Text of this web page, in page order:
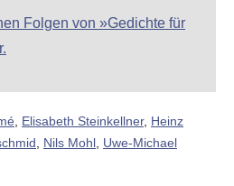
Folgen von »Gedichte für
, Elisabeth Steinkellner, Heinz
, Nils Mohl, Uwe-Michael